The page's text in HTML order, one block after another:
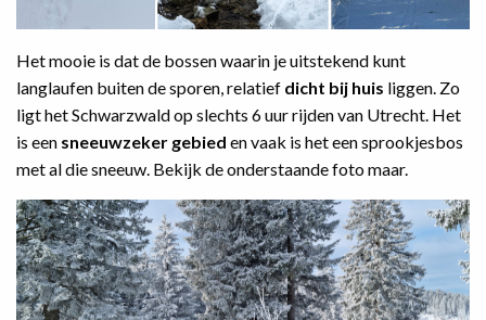
Het mooie is dat de bossen waarin je uitstekend kunt
langlaufen buiten de sporen, relatief dicht bij huis liggen. Zo
ligt het Schwarzwald op slechts 6 uur rijden van Utrecht. Het
is een sneeuwzeker gebied en vaak is het een sprookjesbos
met al die sneeuw. Bekijk de onderstaande foto maar.